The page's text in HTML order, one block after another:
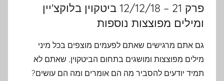
פרק 21 – 12/12/18 ביטקוין בלוקצ'יין
ומילים מפוצצות נוספות
גם אתם מרגישים שאתם לפעמים מוצפים בכל מיני
מילים מפוצצות ומושגים בתחום הביטקוין, שאתם לא
תמיד יודעים להסביר מה הם אומרים ומה הם עושים?